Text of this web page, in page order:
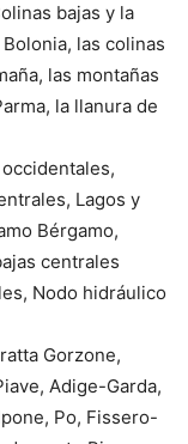
bajas y la
las colinas
las montañas
la llanura de
Lagos y
Bérgamo,
centrales
Nodo hidráulico
Gorzone,
Adige-Garda,
Po, Fissero-